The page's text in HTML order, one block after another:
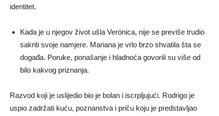
identitet.
Kada je u njegov život ušla Verónica, nije se previše trudio
sakriti svoje namjere. Mariana je vrlo brzo shvatila šta se
događa. Poruke, ponašanje i hladnoća govorili su više od
bilo kakvog priznanja.
Razvod koji je uslijedio bio je bolan i iscrpljujući. Rodrigo je
uspio zadržati kuću, poznanstva i priču koju je predstavljao